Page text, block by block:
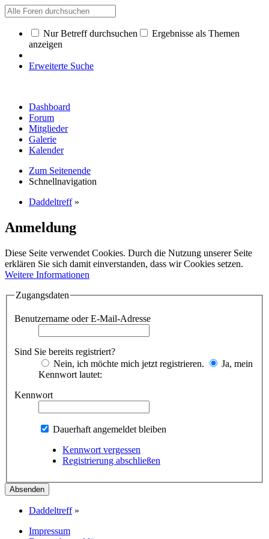
Nur Betreff durchsuchen
Ergebnisse als Themen
anzeigen
Erweiterte Suche
Dashboard
Forum
Mitglieder
Galerie
Kalender
Zum Seitenende
Schnellnavigation
Daddeltreff »
Anmeldung
Diese Seite verwendet Cookies. Durch die Nutzung unserer Seite
erklären Sie sich damit einverstanden, dass wir Cookies setzen.
Weitere Informationen
Zugangsdaten
Benutzername oder E-Mail-Adresse
Sind Sie bereits registriert?
Nein, ich möchte mich jetzt registrieren.
Ja, mein
Kennwort lautet:
Kennwort
Dauerhaft angemeldet bleiben
Kennwort vergessen
Registrierung abschließen
Daddeltreff »
Impressum